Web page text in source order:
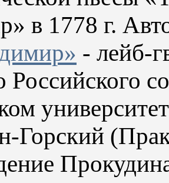
в 1778 г.
- лейб-
Российского
Горский